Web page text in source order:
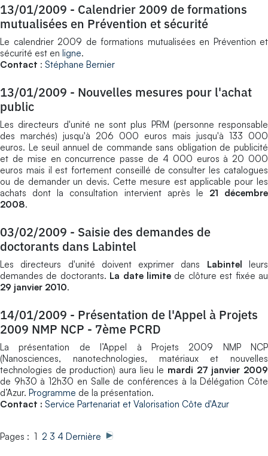
13/01/2009 - Calendrier 2009 de formations
mutualisées en Prévention et sécurité
Le calendrier 2009 de formations mutualisées en Prévention et
sécurité est en ligne.
Contact : Stéphane Bernier
13/01/2009 - Nouvelles mesures pour l'achat
public
Les directeurs d'unité ne sont plus PRM (personne responsable
des marchés) jusqu'à 206 000 euros mais jusqu'à 133 000
euros. Le seuil annuel de commande sans obligation de publicité
et de mise en concurrence passe de 4 000 euros à 20 000
euros mais il est fortement conseillé de consulter les catalogues
ou de demander un devis. Cette mesure est applicable pour les
achats dont la consultation intervient après le 21 décembre
2008.
03/02/2009 - Saisie des demandes de
doctorants dans Labintel
Les directeurs d'unité doivent exprimer dans Labintel leurs
demandes de doctorants. La date limite de clôture est fixée au
29 janvier 2010.
14/01/2009 - Présentation de l'Appel à Projets
2009 NMP NCP - 7ème PCRD
La présentation de l’Appel à Projets 2009 NMP NCP
(Nanosciences, nanotechnologies, matériaux et nouvelles
technologies de production) aura lieu le mardi 27 janvier 2009
de 9h30 à 12h30 en Salle de conférences à la Délégation Côte
d’Azur. Programme de la présentation.
Contact : Service Partenariat et Valorisation Côte d'Azur
Pages : 1 2 3 4 Dernière